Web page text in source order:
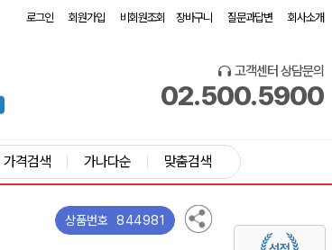
로그인 회원가입 비회원조회 장바구니 질문과답변 회사소개
고객센터 상담문의
02.500.5900
가격검색 가나다순 맞춤검색
상품번호 844981